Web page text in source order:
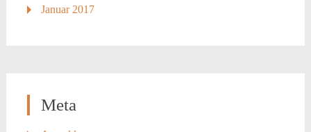
Januar 2017
Meta